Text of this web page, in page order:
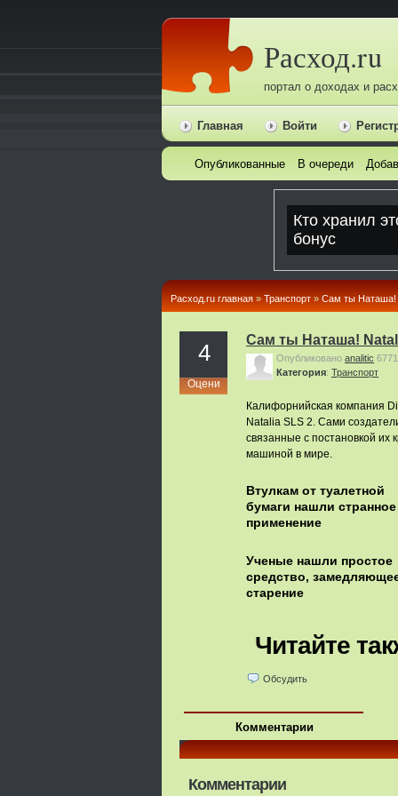
Расход.ru
портал о доходах и
Главная Войти
Опубликованные В очереди
Расход.ru главная » Транспорт » Сам ты Наташа!
4
Оцени
Сам ты Наташа!
Опубликовано analitic
Категория: Транспорт
Калифорнийская компания
Natalia SLS 2. Сами
связанные с постановкой их
машиной в мире.
Втулкам от туалетной
бумаги нашли странное
применение
Ученые нашли простое
средство,
старение
Читайте
Обсудить
Комментарии
Комментарии